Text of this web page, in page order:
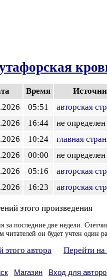
Время
05:51
авторская
16:44
не определен
10:24
главная
00:00
не определен
05:16
авторская
16:23 авторская
этого произведения
последние две недели.
читателей он будет учтен один
этого автора Перейти на
Магазин Вход для